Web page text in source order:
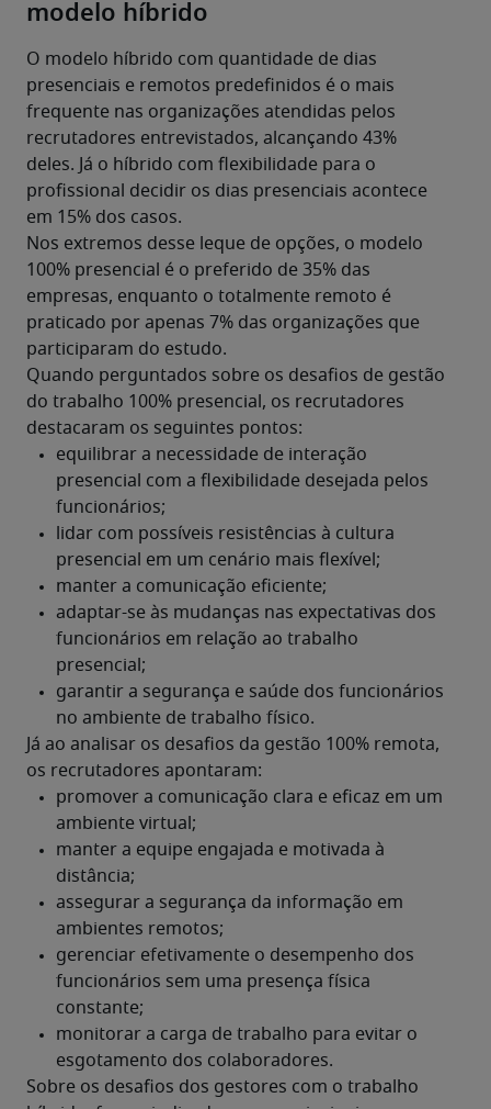
modelo híbrido
O modelo híbrido com quantidade de dias
presenciais e remotos predefinidos é o mais
frequente nas organizações atendidas pelos
recrutadores entrevistados, alcançando 43%
deles. Já o híbrido com flexibilidade para o
profissional decidir os dias presenciais acontece
em 15% dos casos.
Nos extremos desse leque de opções, o modelo
100% presencial é o preferido de 35% das
empresas, enquanto o totalmente remoto é
praticado por apenas 7% das organizações que
participaram do estudo.
Quando perguntados sobre os desafios de gestão
do trabalho 100% presencial, os recrutadores
destacaram os seguintes pontos:
Já ao analisar os desafios da gestão 100% remota,
os recrutadores apontaram:
Sobre os desafios dos gestores com o trabalho